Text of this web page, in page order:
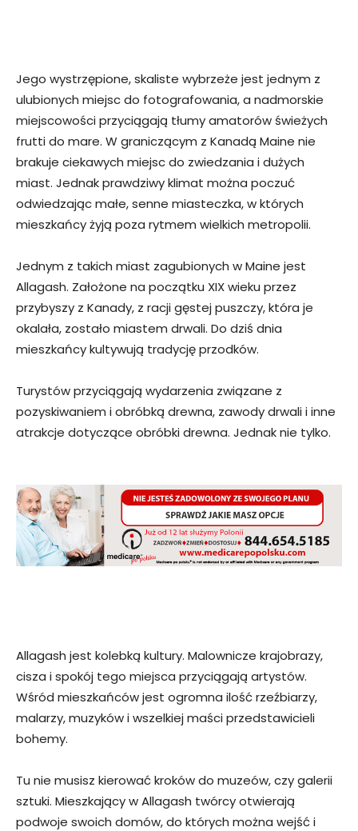
Jego wystrzępione, skaliste wybrzeże jest jednym z
ulubionych miejsc do fotografowania, a nadmorskie
miejscowości przyciągają tłumy amatorów świeżych
frutti do mare. W graniczącym z Kanadą Maine nie
brakuje ciekawych miejsc do zwiedzania i dużych
miast. Jednak prawdziwy klimat można poczuć
odwiedzając małe, senne miasteczka, w których
mieszkańcy żyją poza rytmem wielkich metropolii.
Jednym z takich miast zagubionych w Maine jest
Allagash. Założone na początku XIX wieku przez
przybyszy z Kanady, z racji gęstej puszczy, która je
okalała, zostało miastem drwali. Do dziś dnia
mieszkańcy kultywują tradycję przodków.
Turystów przyciągają wydarzenia związane z
pozyskiwaniem i obróbką drewna, zawody drwali i inne
atrakcje dotyczące obróbki drewna. Jednak nie tylko.
Allagash jest kolebką kultury. Malownicze krajobrazy,
cisza i spokój tego miejsca przyciągają artystów.
Wśród mieszkańców jest ogromna ilość rzeźbiarzy,
malarzy, muzyków i wszelkiej maści przedstawicieli
bohemy.
Tu nie musisz kierować kroków do muzeów, czy galerii
sztuki. Mieszkający w Allagash twórcy otwierają
podwoje swoich domów, do których można wejść i